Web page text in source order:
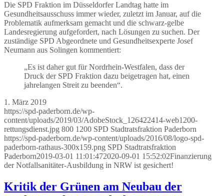
Die SPD Fraktion im Düsseldorfer Landtag hatte im
Gesundheitsausschuss immer wieder, zuletzt im Januar, auf die
Problematik aufmerksam gemacht und die schwarz-gelbe
Landesregierung aufgefordert, nach Lösungen zu suchen. Der
zuständige SPD Abgeordnete und Gesundheitsexperte Josef
Neumann aus Solingen kommentiert:
„Es ist daher gut für Nordrhein-Westfalen, dass der
Druck der SPD Fraktion dazu beigetragen hat, einen
jahrelangen Streit zu beenden“.
1. März 2019
https://spd-paderborn.de/wp-
content/uploads/2019/03/AdobeStock_126422414-web1200-
rettungsdienst.jpg 800 1200 SPD Stadtratsfraktion Paderborn
https://spd-paderborn.de/wp-content/uploads/2016/08/logo-spd-
paderborn-rathaus-300x159.png SPD Stadtratsfraktion
Paderborn2019-03-01 11:01:472020-09-01 15:52:02Finanzierung
der Notfallsanitäter-Ausbildung in NRW ist gesichert!
Kritik der Grünen am Neubau der